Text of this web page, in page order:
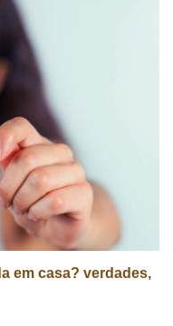
em casa? verdades,